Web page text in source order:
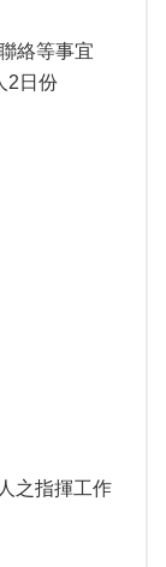
絡等事宜
2日份
之指揮工作